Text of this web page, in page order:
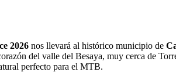
2026nos llevará al histórico municipio de
del valle del Besaya, muy cerca de
perfecto para el MTB.